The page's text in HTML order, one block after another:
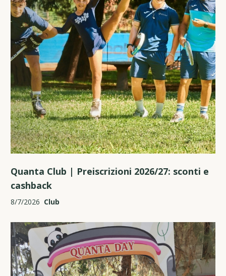
Quanta Club | Preiscrizioni 2026/27: sconti e
cashback
8/7/2026 Club